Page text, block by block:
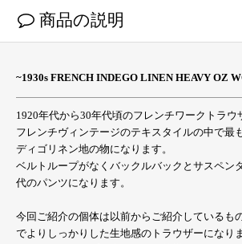
商品の説明
~1930s FRENCH INDEGO LINEN HEAVY OZ
1920年代から30年代頃のフレンチワークトラウ
フレンチヴィンテージのテキスタイルの中で最
ディゴリネン地の物になります。
ベルトループがなくバックルバックとサスペン
代のパンツになります。
今回ご紹介の個体は以前からご紹介しているも
でよりしっかりした生地感のトラウザーになり